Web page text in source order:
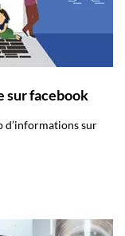
sur facebook
d’informations sur